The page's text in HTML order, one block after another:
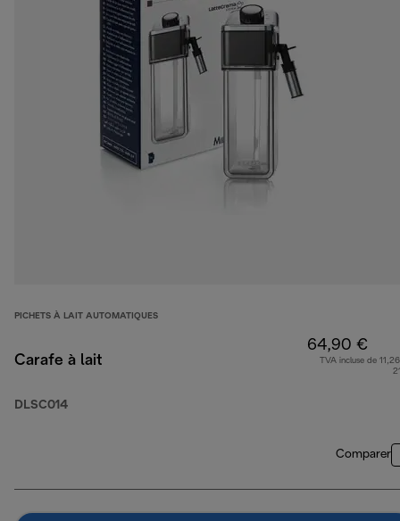
PICHETS À LAIT AUTOMATIQUES
Carafe à lait
DLSC014
64,90 €
TVA incluse de
Comparer